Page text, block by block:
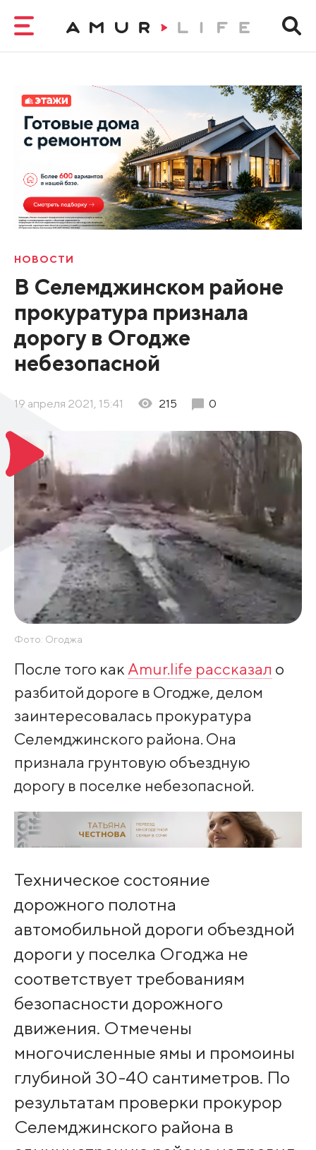
НОВОСТИ
В Селемджинском районе
прокуратура признала
дорогу в Огодже
небезопасной
19 апреля 2021, 15:41 215 0
Фото: Огоджа
После того как Amur.life рассказал о
разбитой дороге в Огодже, делом
заинтересовалась прокуратура
Селемджинского района. Она
признала грунтовую объездную
дорогу в поселке небезопасной.
Техническое состояние
дорожного полотна
автомобильной дороги объездной
дороги у поселка Огоджа не
соответствует требованиям
безопасности дорожного
движения. Отмечены
многочисленные ямы и промоины
глубиной 30-40 сантиметров. По
результатам проверки прокурор
Селемджинского района в